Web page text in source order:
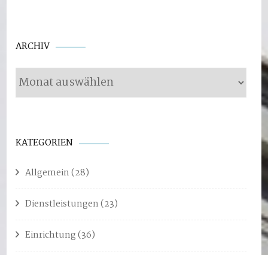
ARCHIV Archiv
KATEGORIEN
Allgemein(28)
Dienstleistungen(23)
Einrichtung(36)